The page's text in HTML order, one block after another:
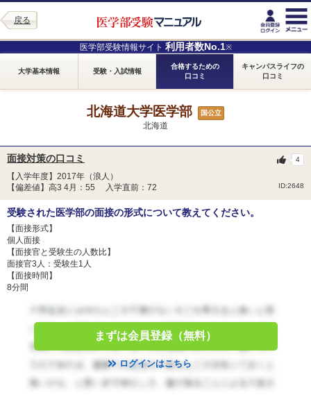
戻る
医学部受験情報サイト 利用者数No.1※
大学基本情報 受験・入試情報
合格するための
口コミ
キャンパスライフの
口コミ
北海道大学医学部 国公立
北海道
面接対策の口コミ
【入学年度】2017年（浪人）
【偏差値】高3 4月：55 入学直前：72
ID:2648
4
受験された医学部の面接の形式について教えてください。
【面接形式】
個人面接
【面接官と受験生の人数比】
面接官3人：受験生1人
【面接時間】
8分間
まずは会員登録（無料）
ログインはこちら